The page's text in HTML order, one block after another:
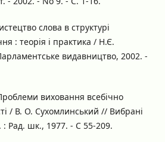
слова в структурі
: теорія і практика / Н.Є.
видавництво, 2002. -
виховання всебічно
/ В. О. Сухомлинський // Вибрані
: Рад. шк., 1977. - С 55-209.